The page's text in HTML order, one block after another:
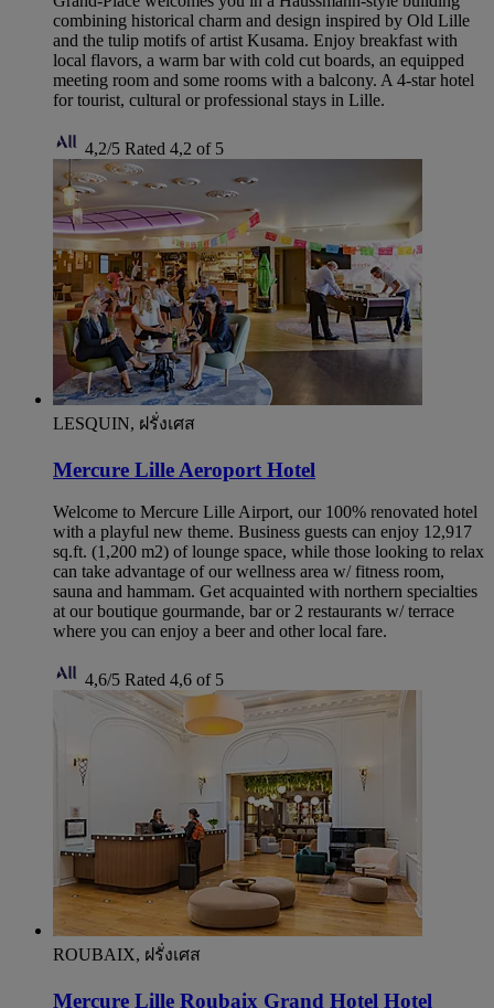
combining historical charm and design inspired by Old Lille
and the tulip motifs of artist Kusama. Enjoy breakfast with
local flavors, a warm bar with cold cut boards, an equipped
meeting room and some rooms with a balcony. A 4-star hotel
for tourist, cultural or professional stays in Lille.
4,2/5 Rated 4,2 of 5
LESQUIN, ฝรั่งเศส
Mercure Lille Aeroport Hotel
Welcome to Mercure Lille Airport, our 100% renovated hotel
with a playful new theme. Business guests can enjoy 12,917
sq.ft. (1,200 m2) of lounge space, while those looking to relax
can take advantage of our wellness area w/ fitness room,
sauna and hammam. Get acquainted with northern specialties
at our boutique gourmande, bar or 2 restaurants w/ terrace
where you can enjoy a beer and other local fare.
4,6/5 Rated 4,6 of 5
ROUBAIX, ฝรั่งเศส
Mercure Lille Roubaix Grand Hotel Hotel